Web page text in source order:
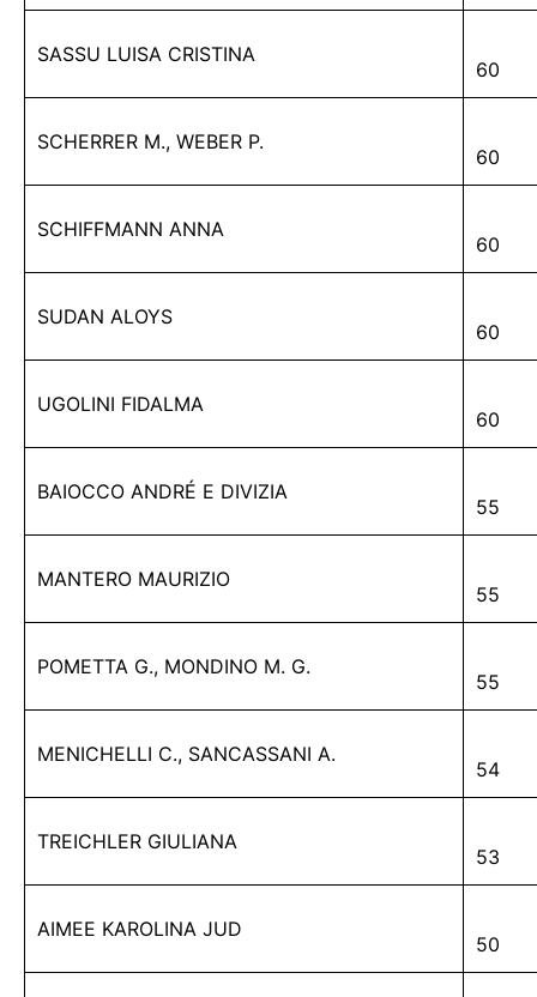
SASSU LUISA CRISTINA
60
SCHERRER M., WEBER P.
60
SCHIFFMANN ANNA
60
SUDAN ALOYS
60
UGOLINI FIDALMA
60
BAIOCCO ANDRÉ E DIVIZIA
55
MANTERO MAURIZIO
55
POMETTA G., MONDINO M. G.
55
MENICHELLI C., SANCASSANI A.
54
TREICHLER GIULIANA
53
AIMEE KAROLINA JUD
50